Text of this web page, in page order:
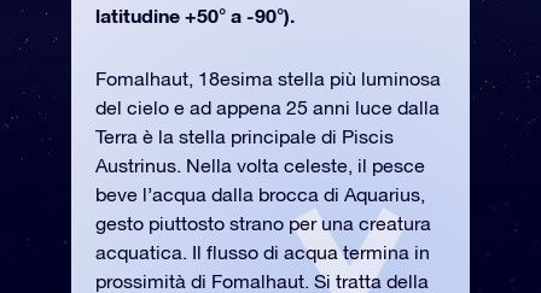
latitudine +50° a -90°).
Fomalhaut, 18esima stella più luminosa
del cielo e ad appena 25 anni luce dalla
Terra è la stella principale di Piscis
Austrinus. Nella volta celeste, il pesce
beve l’acqua dalla brocca di Aquarius,
gesto piuttosto strano per una creatura
acquatica. Il flusso di acqua termina in
prossimità di Fomalhaut. Si tratta della